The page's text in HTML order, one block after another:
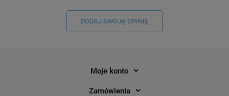
DODAJ SWOJĄ OPINIĘ
Moje konto
Zamówienia